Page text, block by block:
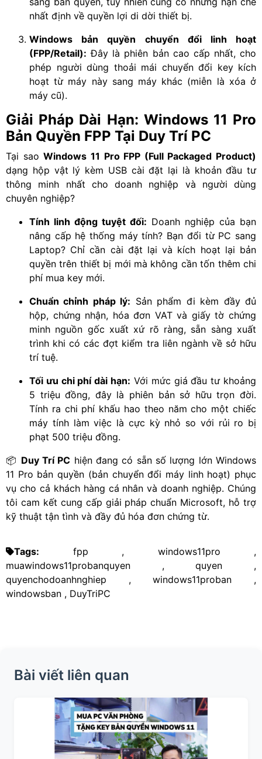
nhất định về quyền lợi di dời thiết bị.
Windows bản quyền chuyển đổi linh hoạt
(FPP/Retail): Đây là phiên bản cao cấp nhất, cho
phép người dùng thoải mái chuyển đổi key kích
hoạt từ máy này sang máy khác (miễn là xóa ở
máy cũ).
Giải Pháp Dài Hạn: Windows 11 Pro
Bản Quyền FPP Tại Duy Trí PC
Tại saoWindows 11 Pro FPP (Full Packaged Product)
dạng hộp vật lý kèm USB cài đặt lại là khoản đầu tư
thông minh nhất cho doanh nghiệp và người dùng
chuyên nghiệp?
Tính linh động tuyệt đối: Doanh nghiệp của bạn
nâng cấp hệ thống máy tính? Bạn đổi từ PC sang
Laptop? Chỉ cần cài đặt lại và kích hoạt lại bản
quyền trên thiết bị mới mà không cần tốn thêm chi
phí mua key mới.
Chuẩn chỉnh pháp lý: Sản phẩm đi kèm đầy đủ
hộp, chứng nhận, hóa đơn VAT và giấy tờ chứng
minh nguồn gốc xuất xứ rõ ràng, sẵn sàng xuất
trình khi có các đợt kiểm tra liên ngành về sở hữu
trí tuệ.
Tối ưu chi phí dài hạn: Với mức giá đầu tư khoảng
5 triệu đồng, đây là phiên bản sở hữu trọn đời.
Tính ra chi phí khấu hao theo năm cho một chiếc
máy tính làm việc là cực kỳ nhỏ so với rủi ro bị
phạt 500 triệu đồng.
📦 Duy Trí PC hiện đang có sẵn số lượng lớn Windows
11 Pro bản quyền (bản chuyển đổi máy linh hoạt) phục
vụ cho cả khách hàng cá nhân và doanh nghiệp. Chúng
tôi cam kết cung cấp giải pháp chuẩn Microsoft, hỗ trợ
kỹ thuật tận tình và đầy đủ hóa đơn chứng từ.
Tags: fpp , windows11pro ,
muawindows11probanquyen ,quyen ,
quyenchodoanhnghiep ,windows11proban ,
windowsban , DuyTriPC
Bài viết liên quan